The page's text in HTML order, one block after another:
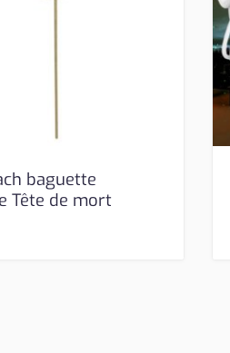
baguette
Tête de mort